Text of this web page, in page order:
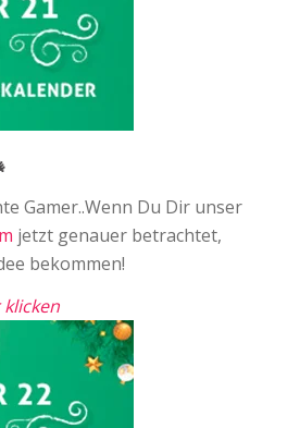
Gamer..Wenn Du Dir unser
jetzt genauer betrachtet,
bekommen!